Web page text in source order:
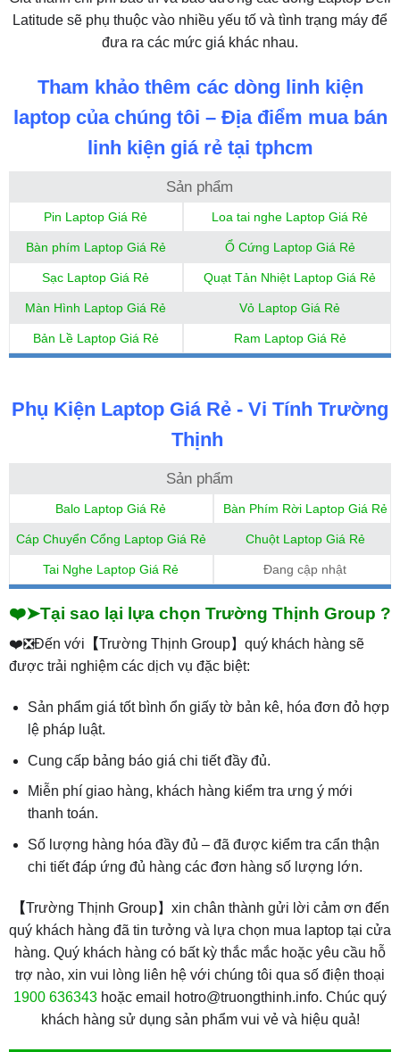
Latitude sẽ phụ thuộc vào nhiều yếu tố và tình trạng máy để
đưa ra các mức giá khác nhau.
Tham khảo thêm các dòng linh kiện
laptop của chúng tôi – Địa điểm mua bán
linh kiện giá rẻ tại tphcm
Sản phẩm
Pin Laptop Giá Rẻ Loa tai nghe Laptop Giá Rẻ
Bàn phím Laptop Giá Rẻ Ổ Cứng Laptop Giá Rẻ
Sạc Laptop Giá Rẻ Quạt Tản Nhiệt Laptop Giá Rẻ
Màn Hình Laptop Giá Rẻ Vỏ Laptop Giá Rẻ
Bản Lề Laptop Giá Rẻ Ram Laptop Giá Rẻ
Phụ Kiện Laptop Giá Rẻ - Vi Tính Trường
Thịnh
Sản phẩm
Balo Laptop Giá Rẻ Bàn Phím Rời Laptop Giá Rẻ
Cáp Chuyển Cổng Laptop Giá Rẻ Chuột Laptop Giá Rẻ
Tai Nghe Laptop Giá Rẻ Đang cập nhật
❤️➤Tại sao lại lựa chọn Trường Thịnh Group ?
❤️❎Đến với 【Trường Thịnh Group】quý khách hàng sẽ
được trải nghiệm các dịch vụ đặc biệt:
Sản phẩm giá tốt bình ổn giấy tờ bản kê, hóa đơn đỏ hợp
lệ pháp luật.
Cung cấp bảng báo giá chi tiết đầy đủ.
Miễn phí giao hàng, khách hàng kiểm tra ưng ý mới
thanh toán.
Số lượng hàng hóa đầy đủ – đã được kiểm tra cẩn thận
chi tiết đáp ứng đủ hàng các đơn hàng số lượng lớn.
【Trường Thịnh Group】xin chân thành gửi lời cảm ơn đến
quý khách hàng đã tin tưởng và lựa chọn mua laptop tại cửa
hàng. Quý khách hàng có bất kỳ thắc mắc hoặc yêu cầu hỗ
trợ nào, xin vui lòng liên hệ với chúng tôi qua số điện thoại
1900 636343 hoặc email hotro@truongthinh.info. Chúc quý
khách hàng sử dụng sản phẩm vui vẻ và hiệu quả!